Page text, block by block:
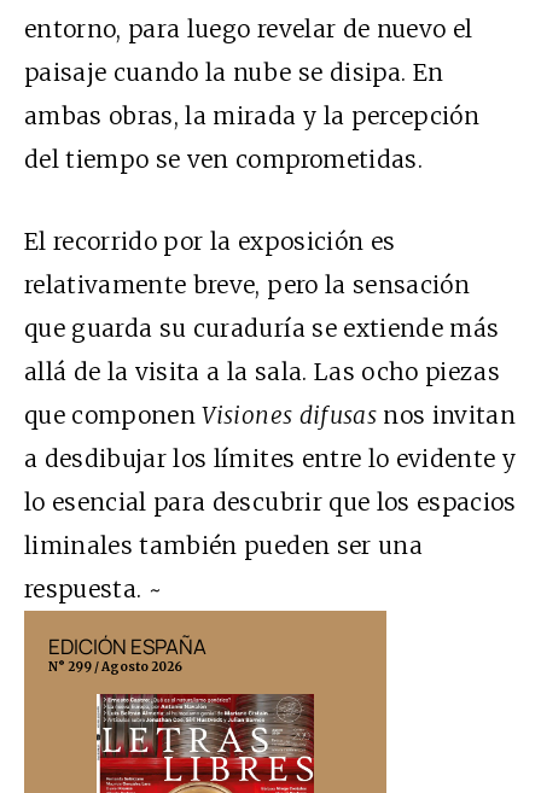
entorno, para luego revelar de nuevo el
paisaje cuando la nube se disipa. En
ambas obras, la mirada y la percepción
del tiempo se ven comprometidas.
El recorrido por la exposición es
relativamente breve, pero la sensación
que guarda su curaduría se extiende más
allá de la visita a la sala. Las ocho piezas
que componenVisiones difusasnos invitan
a desdibujar los límites entre lo evidente y
lo esencial para descubrir que los espacios
liminales también pueden ser una
respuesta. ~
EDICIÓN ESPAÑA
N° 299 / Agosto 2026